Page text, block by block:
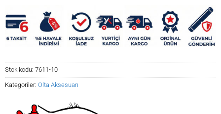
Stok kodu: 7611-10
Kategoriler: Olta Aksesuarı